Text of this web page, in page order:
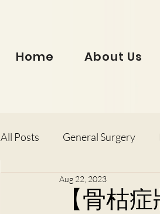
Home About Us
All Posts General Surgery
Dr. Lorraine Chow
【骨枯
Aug 22, 2023